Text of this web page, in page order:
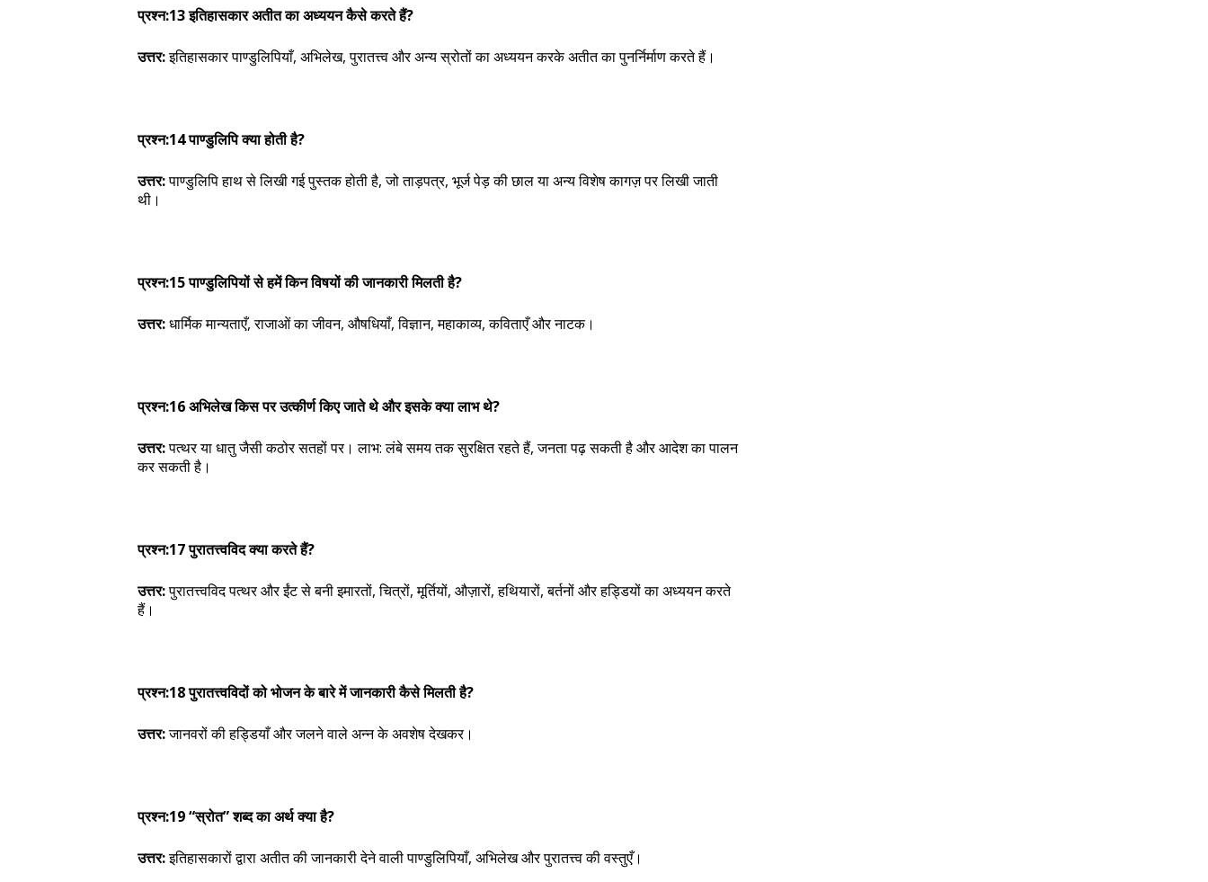
प्रश्न:13 इतिहासकार अतीत का अध्ययन कैसे करते हैं?
उत्तर:इतिहासकार पाण्डुलिपियाँ, अभिलेख, पुरातत्त्व और अन्य स्रोतों का अध्ययन करके अतीत का पुनर्निर्माण करते हैं।
प्रश्न:14 पाण्डुलिपि क्या होती है?
उत्तर:पाण्डुलिपि हाथ से लिखी गई पुस्तक होती है, जो ताड़पत्र, भूर्ज पेड़ की छाल या अन्य विशेष कागज़ पर लिखी जाती
थी।
प्रश्न:15 पाण्डुलिपियों से हमें किन विषयों की जानकारी मिलती है?
उत्तर:धार्मिक मान्यताएँ, राजाओं का जीवन, औषधियाँ, विज्ञान, महाकाव्य, कविताएँ और नाटक।
प्रश्न:16 अभिलेख किस पर उत्कीर्ण किए जाते थे और इसके क्या लाभ थे?
उत्तर:पत्थर या धातु जैसी कठोर सतहों पर। लाभ: लंबे समय तक सुरक्षित रहते हैं, जनता पढ़ सकती है और आदेश का पालन
कर सकती है।
प्रश्न:17 पुरातत्त्वविद क्या करते हैं?
उत्तर:पुरातत्त्वविद पत्थर और ईंट से बनी इमारतों, चित्रों, मूर्तियों, औज़ारों, हथियारों, बर्तनों और हड्डियों का अध्ययन करते
हैं।
प्रश्न:18 पुरातत्त्वविदों को भोजन के बारे में जानकारी कैसे मिलती है?
उत्तर:जानवरों की हड्डियाँ और जलने वाले अन्न के अवशेष देखकर।
प्रश्न:19 “स्रोत” शब्द का अर्थ क्या है?
उत्तर:इतिहासकारों द्वारा अतीत की जानकारी देने वाली पाण्डुलिपियाँ, अभिलेख और पुरातत्त्व की वस्तुएँ।